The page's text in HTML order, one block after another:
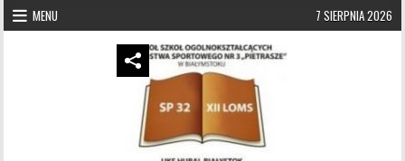
Skip to content
MENU 7 SIERPNIA 2026